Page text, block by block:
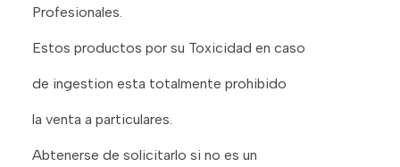
Profesionales.
Estos productos por su Toxicidad en caso
de ingestion esta totalmente prohibido
la venta a particulares.
Abtenerse de solicitarlo si no es un